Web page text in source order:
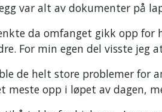
var alt av dokumenter på
da omfanget gikk opp for
For min egen del visste jeg
de helt store problemer for
opp i løpet av dagen,